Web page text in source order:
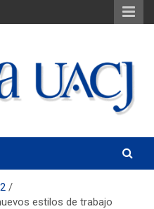
estilos de trabajo